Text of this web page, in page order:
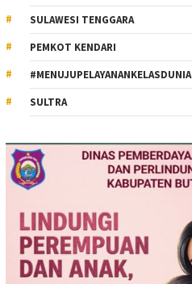
SULAWESI TENGGARA
PEMKOT KENDARI
#MENUJUPELAYANANKELASDUNIA
SULTRA